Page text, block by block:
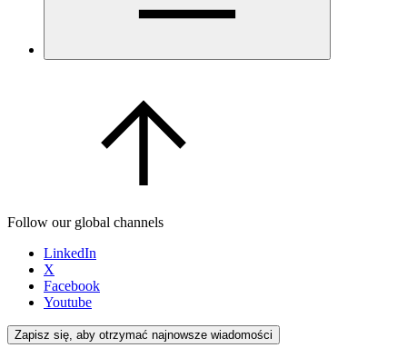
Follow our global channels
LinkedIn
X
Facebook
Youtube
Zapisz się, aby otrzymać najnowsze wiadomości